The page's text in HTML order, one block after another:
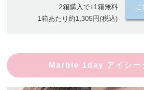
2箱購入で+1箱無料
1箱あたり約1,305円(税込)
Marble 1day アイシー